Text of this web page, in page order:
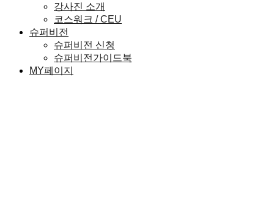
강사진 소개
코스워크 / CEU
슈퍼비전
슈퍼비전 신청
슈퍼비전가이드북
MY페이지